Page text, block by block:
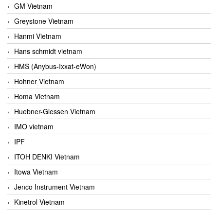
GM Vietnam
Greystone Vietnam
Hanmi Vietnam
Hans schmidt vietnam
HMS (Anybus-Ixxat-eWon)
Hohner Vietnam
Homa Vietnam
Huebner-Giessen Vietnam
IMO vietnam
IPF
ITOH DENKI Vietnam
Itowa Vietnam
Jenco Instrument Vietnam
Kinetrol Vietnam